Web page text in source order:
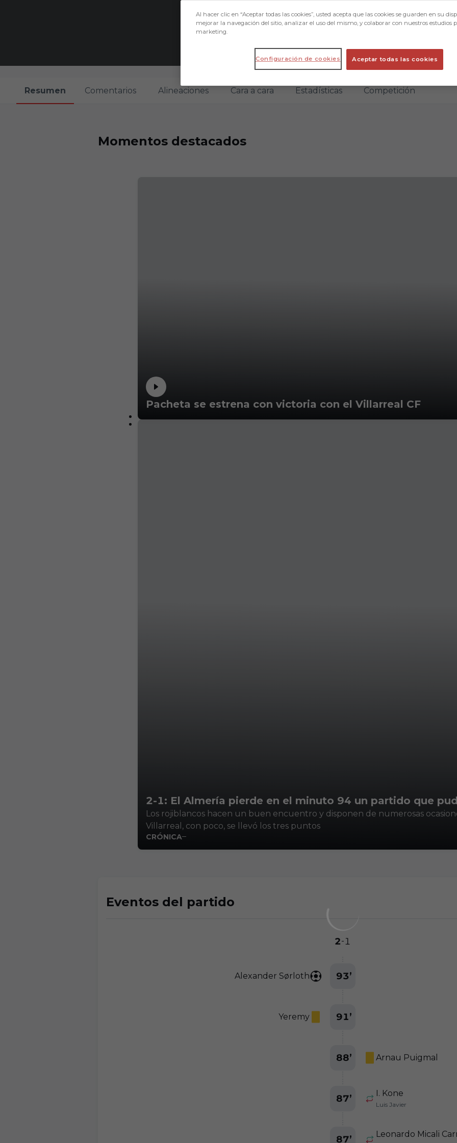
Resumen Comentarios Alineaciones Cara a cara Estadísticas Competición
Momentos destacados
Pacheta se estrena con victoria con el Villarreal CF
2-1: El Almería pierde en el minuto 94 un partido que
Los rojiblancos hacen un buen encuentro y disponen de numerosas
Villarreal, con poco, se llevó los tres puntos
CRÓNICA
Eventos del partido
2-1
Alexander Sørloth 93’
Yeremy 91’
Arnau Puigmal
88’
I. Kone
Luis Javier
87’
Leonardo Micali
87’
Al hacer clic en “Aceptar todas las cookies”, usted acepta que las cookies se guarden en su
mejorar la navegación del sitio, analizar el uso del mismo, y colaborar con nuestros estudios
marketing.
Aceptar todas las cookies
Configuración de cookies